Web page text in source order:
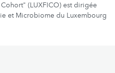
(LUXFICO) est dirigée
et Microbiome du Luxembourg